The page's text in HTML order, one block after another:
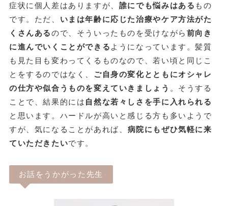
症状に個人差はありますが、 誰にでも悩みはある もの
です。ただ、 いまは年齢に応じた治療やケア方法がた
くさんあるので、そういったものを受けながら 前向き
に進んでいくことができる ようになっています。髪質
も見た目も変わってくるものなので、若い頃と同じこ
とをするのではなく、 ご自身の変化とともにオシャレ
の仕方や似合うものを変えていきましょう 。そうする
ことで、結果的には 自然な若々しさを手に入れられる
と思います。ハードルが高いと感じる方も多いようで
すが、気になることがあれば、 病院にもぜひ気軽に来
ていただきたいです。
お話をうかがった先生